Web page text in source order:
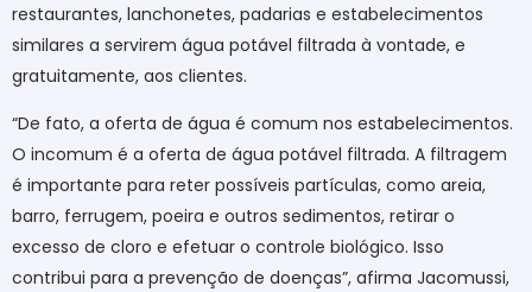
restaurantes, lanchonetes, padarias e estabelecimentos
similares a servirem água potável filtrada à vontade, e
gratuitamente, aos clientes.
“De fato, a oferta de água é comum nos estabelecimentos.
O incomum é a oferta de água potável filtrada. A filtragem
é importante para reter possíveis partículas, como areia,
barro, ferrugem, poeira e outros sedimentos, retirar o
excesso de cloro e efetuar o controle biológico. Isso
contribui para a prevenção de doenças”, afirma Jacomussi,